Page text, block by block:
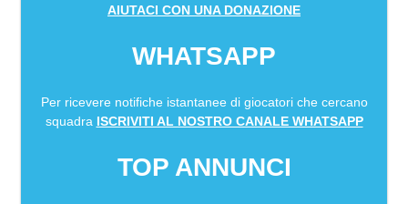
AIUTACI CON UNA DONAZIONE
WHATSAPP
Per ricevere notifiche istantanee di giocatori che cercano
squadra ISCRIVITI AL NOSTRO CANALE WHATSAPP
TOP ANNUNCI